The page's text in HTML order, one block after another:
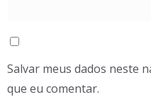
Salvar meus dados neste
que eu comentar.